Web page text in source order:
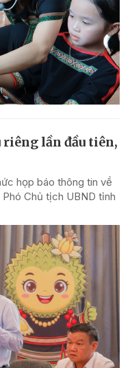
riêng lần đầu tiên,
họp báo thông tin về
Chủ tịch UBND tỉnh